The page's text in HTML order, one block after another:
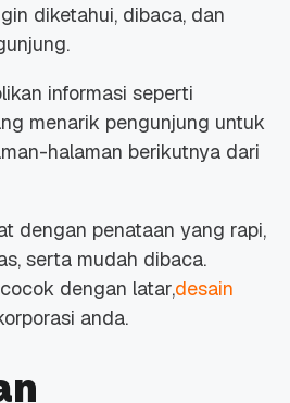
diketahui, dibaca, dan
informasi seperti
menarik pengunjung untuk
halaman berikutnya dari
dengan penataan yang rapi,
serta mudah dibaca.
dengan latar,desain
anda.